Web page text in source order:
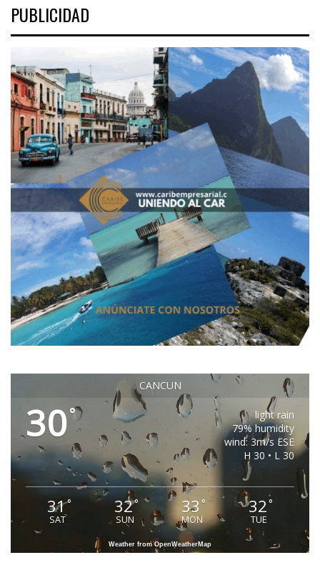
PUBLICIDAD
CANCUN
30°
light rain
79% humidity
wind: 3m/s ESE
H 30 • L 30
31°
SAT
32°
SUN
33 °
MON
32°
TUE
Weather from OpenWeatherMap